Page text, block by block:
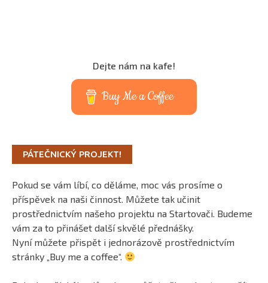
Dejte nám na kafe!
Buy Me a Coffee
PÁTEČNICKÝ PROJEKT!
Pokud se vám líbí, co děláme, moc vás prosíme o
příspěvek na naši činnost. Můžete tak učinit
prostřednictvím našeho projektu na Startovači. Budeme
vám za to přinášet další skvělé přednášky.
Nyní můžete přispět i jednorázově prostřednictvím
stránky „Buy me a coffee“.